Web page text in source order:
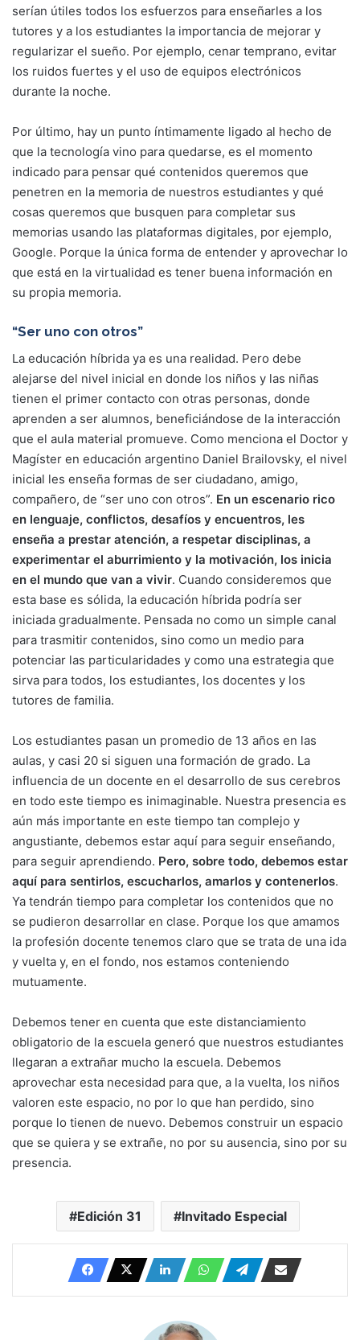
serían útiles todos los esfuerzos para enseñarles a los
tutores y a los estudiantes la importancia de mejorar y
regularizar el sueño. Por ejemplo, cenar temprano, evitar
los ruidos fuertes y el uso de equipos electrónicos
durante la noche.
Por último, hay un punto íntimamente ligado al hecho de
que la tecnología vino para quedarse, es el momento
indicado para pensar qué contenidos queremos que
penetren en la memoria de nuestros estudiantes y qué
cosas queremos que busquen para completar sus
memorias usando las plataformas digitales, por ejemplo,
Google. Porque la única forma de entender y aprovechar lo
que está en la virtualidad es tener buena información en
su propia memoria.
“Ser uno con otros”
La educación híbrida ya es una realidad. Pero debe
alejarse del nivel inicial en donde los niños y las niñas
tienen el primer contacto con otras personas, donde
aprenden a ser alumnos, beneficiándose de la interacción
que el aula material promueve. Como menciona el Doctor y
Magíster en educación argentino Daniel Brailovsky, el nivel
inicial les enseña formas de ser ciudadano, amigo,
compañero, de “ser uno con otros”. En un escenario rico
en lenguaje, conflictos, desafíos y encuentros, les
enseña a prestar atención, a respetar disciplinas, a
experimentar el aburrimiento y la motivación, los inicia
en el mundo que van a vivir. Cuando consideremos que
esta base es sólida, la educación híbrida podría ser
iniciada gradualmente. Pensada no como un simple canal
para trasmitir contenidos, sino como un medio para
potenciar las particularidades y como una estrategia que
sirva para todos, los estudiantes, los docentes y los
tutores de familia.
Los estudiantes pasan un promedio de 13 años en las
aulas, y casi 20 si siguen una formación de grado. La
influencia de un docente en el desarrollo de sus cerebros
en todo este tiempo es inimaginable. Nuestra presencia es
aún más importante en este tiempo tan complejo y
angustiante, debemos estar aquí para seguir enseñando,
para seguir aprendiendo. Pero, sobre todo, debemos estar
aquí para sentirlos, escucharlos, amarlos y contenerlos.
Ya tendrán tiempo para completar los contenidos que no
se pudieron desarrollar en clase. Porque los que amamos
la profesión docente tenemos claro que se trata de una ida
y vuelta y, en el fondo, nos estamos conteniendo
mutuamente.
Debemos tener en cuenta que este distanciamiento
obligatorio de la escuela generó que nuestros estudiantes
llegaran a extrañar mucho la escuela. Debemos
aprovechar esta necesidad para que, a la vuelta, los niños
valoren este espacio, no por lo que han perdido, sino
porque lo tienen de nuevo. Debemos construir un espacio
que se quiera y se extrañe, no por su ausencia, sino por su
presencia.
Edición 31 Invitado Especial